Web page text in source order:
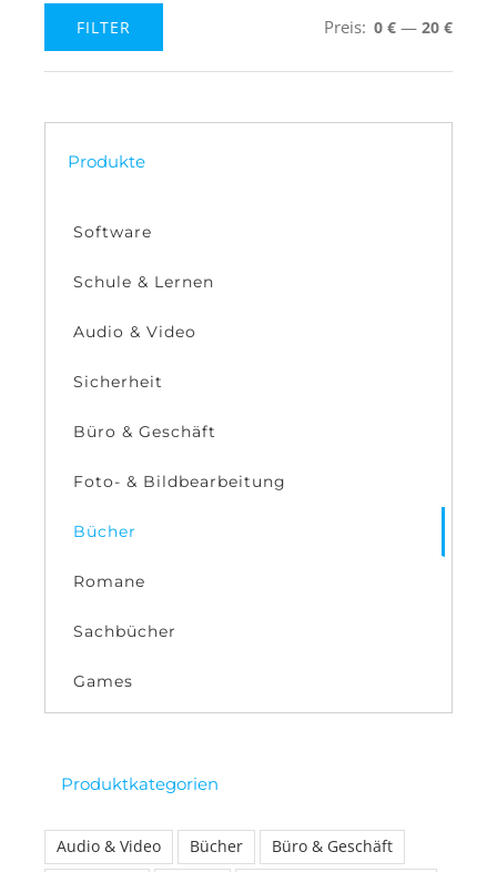
Preis
Preis
FILTER Preis: 0 € — 20 €
Produkte
Software
Schule & Lernen
Audio & Video
Sicherheit
Büro & Geschäft
Foto- & Bildbearbeitung
Bücher
Romane
Sachbücher
Games
Produktkategorien
Audio & Video Bücher
Büro & Geschäft